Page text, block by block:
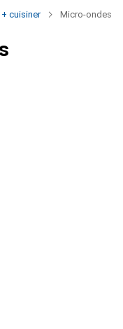
+ cuisiner Micro-ondes